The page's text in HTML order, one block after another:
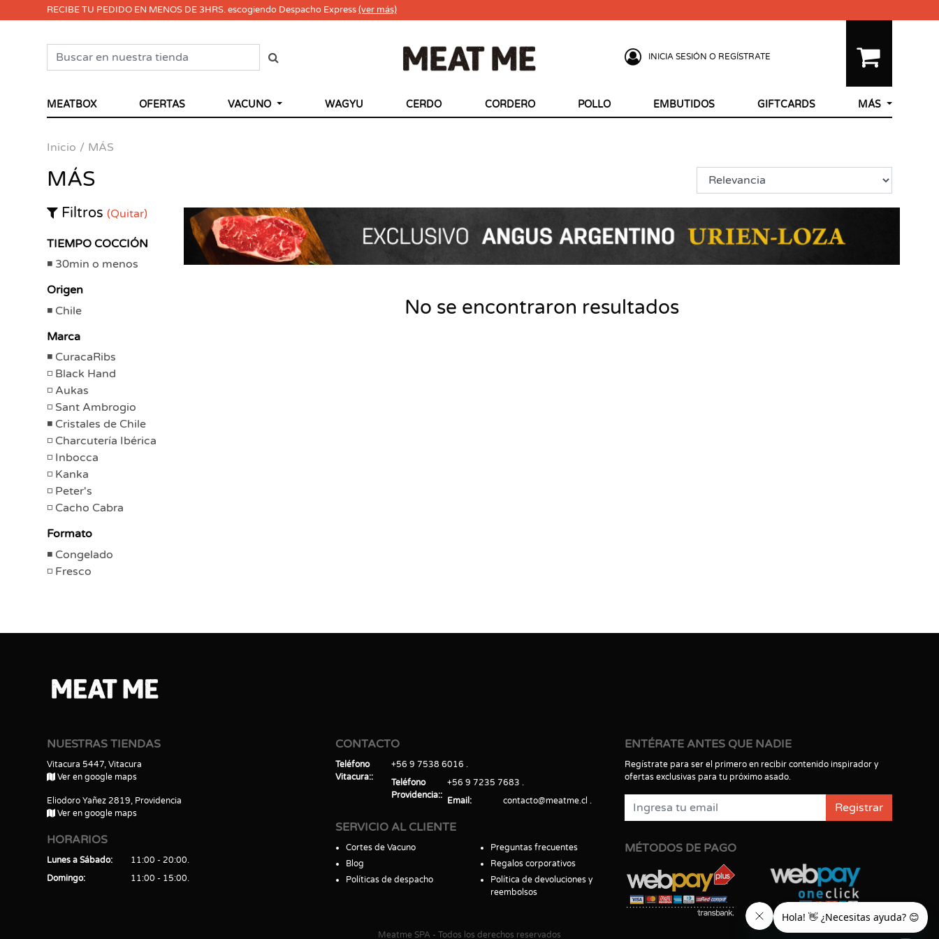
RECIBE TU PEDIDO EN MENOS DE 3HRS. escogiendo Despacho Express(ver más)
INICIA SESIÓN O REGÍSTRATE
MEATBOX OFERTAS VACUNO WAGYU CERDO CORDERO POLLO EMBUTIDOS GIFTCARDS MÁS
Inicio MÁS
MÁS
Filtros (Quitar)
TIEMPO COCCIÓN
30min o menos
Origen
Chile
Marca
CuracaRibs
Black Hand
Aukas
Sant Ambrogio
Cristales de Chile
Charcutería Ibérica
Inbocca
Kanka
Peter's
Cacho Cabra
Formato
Congelado
Fresco
No se encontraron resultados
NUESTRAS TIENDAS
Vitacura 5447, Vitacura
Ver en google maps
Eliodoro Yañez 2819, Providencia
Ver en google maps
HORARIOS
Lunes a Sábado
11:00 - 20:00
Domingo
11:00 - 15:00
CONTACTO
Teléfono
Vitacura:
+56 9 7538 6016
Teléfono
Providencia:
+56 9 7235 7683
Email
contacto@meatme.cl
SERVICIO AL CLIENTE
Cortes de Vacuno
Blog
Políticas de despacho
Preguntas frecuentes
Regalos corporativos
Política de devoluciones y
reembolsos
ENTÉRATE ANTES QUE NADIE
Regístrate para ser el primero en recibir contenido inspirador y
ofertas exclusivas para tu próximo asado.
Registrar
MÉTODOS DE PAGO
Meatme SPA - Todos los derechos reservados